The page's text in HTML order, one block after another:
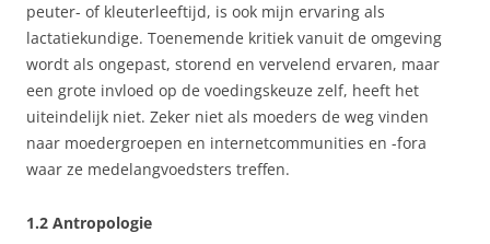
peuter- of kleuterleeftijd, is ook mijn ervaring als
lactatiekundige. Toenemende kritiek vanuit de omgeving
wordt als ongepast, storend en vervelend ervaren, maar
een grote invloed op de voedingskeuze zelf, heeft het
uiteindelijk niet. Zeker niet als moeders de weg vinden
naar moedergroepen en internetcommunities en -fora
waar ze medelangvoedsters treffen.
1.2 Antropologie